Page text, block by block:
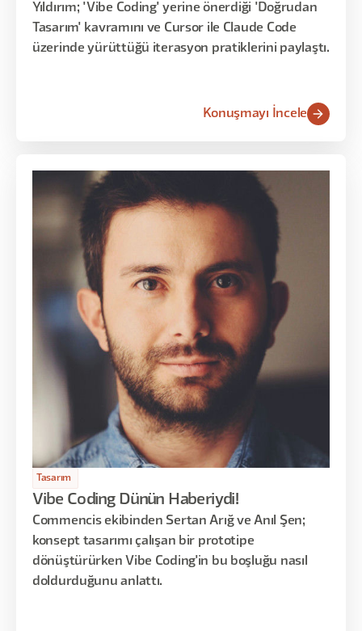
Yıldırım; 'Vibe Coding' yerine önerdiği 'Doğrudan
Tasarım' kavramını ve Cursor ile Claude Code
üzerinde yürüttüğü iterasyon pratiklerini paylaştı.
Konuşmayı İncele
Tasarım
Vibe Coding Dünün Haberiydi!
Commencis ekibinden Sertan Arığ ve Anıl Şen;
konsept tasarımı çalışan bir prototipe
dönüştürürken Vibe Coding'in bu boşluğu nasıl
doldurduğunu anlattı.